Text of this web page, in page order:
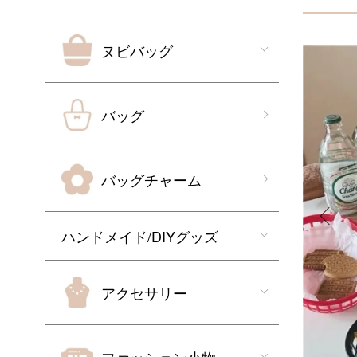
ヌビバッグ
バッグ
バッグチャーム
ハンドメイド/DIYグッズ
アクセサリー